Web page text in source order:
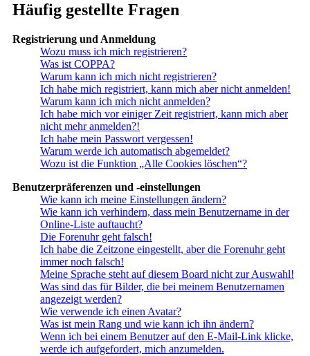
Häufig gestellte Fragen
Registrierung und Anmeldung
Wozu muss ich mich registrieren?
Was ist COPPA?
Warum kann ich mich nicht registrieren?
Ich habe mich registriert, kann mich aber nicht anmelden!
Warum kann ich mich nicht anmelden?
Ich habe mich vor einiger Zeit registriert, kann mich aber
nicht mehr anmelden?!
Ich habe mein Passwort vergessen!
Warum werde ich automatisch abgemeldet?
Wozu ist die Funktion „Alle Cookies löschen“?
Benutzerpräferenzen und -einstellungen
Wie kann ich meine Einstellungen ändern?
Wie kann ich verhindern, dass mein Benutzername in der
Online-Liste auftaucht?
Die Forenuhr geht falsch!
Ich habe die Zeitzone eingestellt, aber die Forenuhr geht
immer noch falsch!
Meine Sprache steht auf diesem Board nicht zur Auswahl!
Was sind das für Bilder, die bei meinem Benutzernamen
angezeigt werden?
Wie verwende ich einen Avatar?
Was ist mein Rang und wie kann ich ihn ändern?
Wenn ich bei einem Benutzer auf den E-Mail-Link klicke,
werde ich aufgefordert, mich anzumelden.